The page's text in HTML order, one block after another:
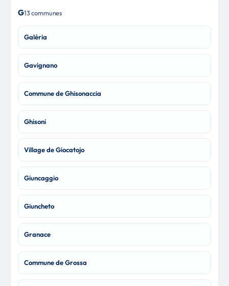
G13 communes
Galéria
Gavignano
Commune de Ghisonaccia
Ghisoni
Village de Giocatojo
Giuncaggio
Giuncheto
Granace
Commune de Grossa